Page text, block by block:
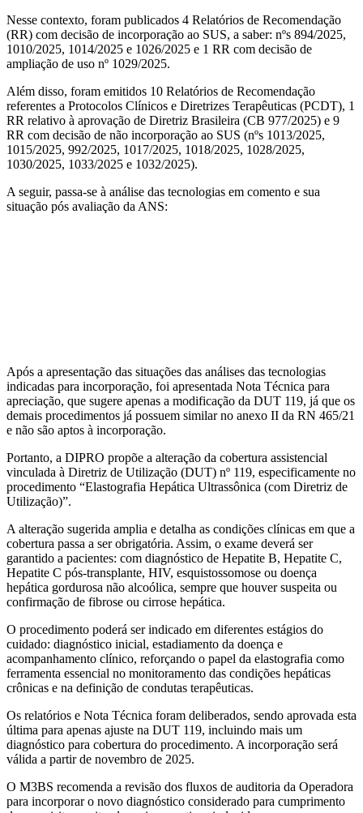
Nesse contexto, foram publicados 4 Relatórios de Recomendação
(RR) com decisão de incorporação ao SUS, a saber: nºs 894/2025,
1010/2025, 1014/2025 e 1026/2025 e 1 RR com decisão de
ampliação de uso nº 1029/2025.
Além disso, foram emitidos 10 Relatórios de Recomendação
referentes a Protocolos Clínicos e Diretrizes Terapêuticas (PCDT), 1
RR relativo à aprovação de Diretriz Brasileira (CB 977/2025) e 9
RR com decisão de não incorporação ao SUS (nºs 1013/2025,
1015/2025, 992/2025, 1017/2025, 1018/2025, 1028/2025,
1030/2025, 1033/2025 e 1032/2025).
A seguir, passa-se à análise das tecnologias em comento e sua
situação pós avaliação da ANS:
Após a apresentação das situações das análises das tecnologias
indicadas para incorporação, foi apresentada Nota Técnica para
apreciação, que sugere apenas a modificação da DUT 119, já que os
demais procedimentos já possuem similar no anexo II da RN 465/21
e não são aptos à incorporação.
Portanto, a DIPRO propõe a alteração da cobertura assistencial
vinculada à Diretriz de Utilização (DUT) nº 119, especificamente no
procedimento “Elastografia Hepática Ultrassônica (com Diretriz de
Utilização)”.
A alteração sugerida amplia e detalha as condições clínicas em que a
cobertura passa a ser obrigatória. Assim, o exame deverá ser
garantido a pacientes: com diagnóstico de Hepatite B, Hepatite C,
Hepatite C pós-transplante, HIV, esquistossomose ou doença
hepática gordurosa não alcoólica, sempre que houver suspeita ou
confirmação de fibrose ou cirrose hepática.
O procedimento poderá ser indicado em diferentes estágios do
cuidado: diagnóstico inicial, estadiamento da doença e
acompanhamento clínico, reforçando o papel da elastografia como
ferramenta essencial no monitoramento das condições hepáticas
crônicas e na definição de condutas terapêuticas.
Os relatórios e Nota Técnica foram deliberados, sendo aprovada esta
última para apenas ajuste na DUT 119, incluindo mais um
diagnóstico para cobertura do procedimento. A incorporação será
válida a partir de novembro de 2025.
O M3BS recomenda a revisão dos fluxos de auditoria da Operadora
para incorporar o novo diagnóstico considerado para cumprimento